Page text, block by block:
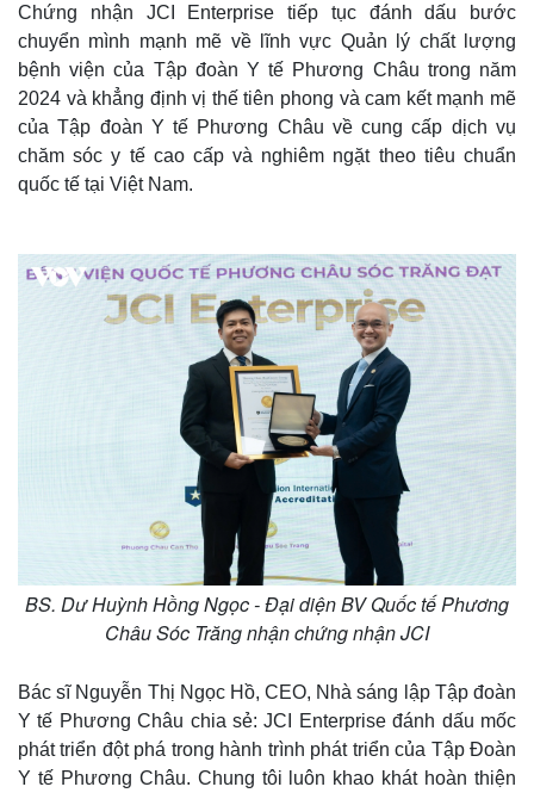
Bất động sản
Khởi nghiệp
Thị trường
Giá vàng
Tiêu dùng
Tỷ giá
Chứng khoán
Giá cà phê
Chứng nhận JCI Enterprise tiếp tục đánh dấu bước
chuyển mình mạnh mẽ về lĩnh vực Quản lý chất lượng
bệnh viện của Tập đoàn Y tế Phương Châu trong năm
2024 và khẳng định vị thế tiên phong và cam kết mạnh mẽ
của Tập đoàn Y tế Phương Châu về cung cấp dịch vụ
chăm sóc y tế cao cấp và nghiêm ngặt theo tiêu chuẩn
quốc tế tại Việt Nam.
BS. Dư Huỳnh Hồng Ngọc - Đại diện BV Quốc tế Phương
Châu Sóc Trăng nhận chứng nhận JCI
Bác sĩ Nguyễn Thị Ngọc Hồ, CEO, Nhà sáng lập Tập đoàn
Y tế Phương Châu chia sẻ: JCI Enterprise đánh dấu mốc
phát triển đột phá trong hành trình phát triển của Tập Đoàn
Y tế Phương Châu. Chung tôi luôn khao khát hoàn thiện